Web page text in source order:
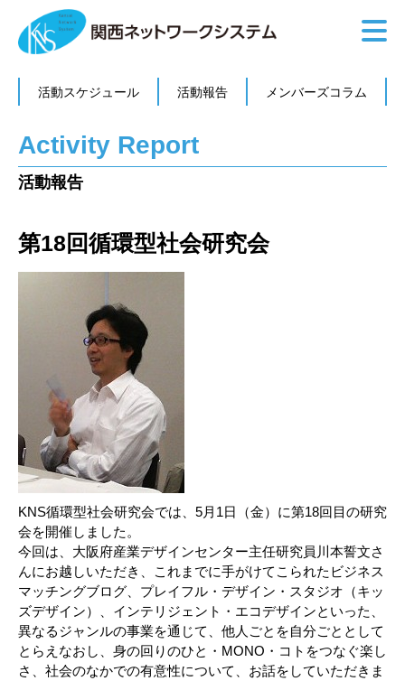
活動スケジュール 活動報告 メンバーズコラム
Activity Report
活動報告
第18回循環型社会研究会
KNS循環型社会研究会では、5月1日（金）に第18回目の研究
会を開催しました。
今回は、大阪府産業デザインセンター主任研究員川本誓文さ
んにお越しいただき、これまでに手がけてこられたビジネス
マッチングブログ、プレイフル・デザイン・スタジオ（キッ
ズデザイン）、インテリジェント・エコデザインといった、
異なるジャンルの事業を通じて、他人ごとを自分ごととして
とらえなおし、身の回りのひと・MONO・コトをつなぐ楽し
さ、社会のなかでの有意性について、お話をしていただきま